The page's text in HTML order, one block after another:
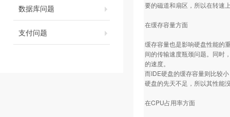
数据库问题
支付问题
要的磁道和扇区，所以在转速
在缓存容量方面
缓存容量也是影响硬盘性能的
间的传输速度瓶颈问题。同时
的速度。
而IDE硬盘的缓存容量则比较
硬盘的先天不足，所以其性能
在CPU占用率方面